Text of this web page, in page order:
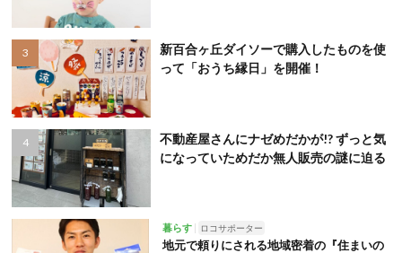
新百合ヶ丘ダイソーで購入したものを使
って「おうち縁日」を開催！
不動産屋さんにナゼめだかが!? ずっと気
になっていためだか無人販売の謎に迫る
暮らす ロコサポーター
地元で頼りにされる地域密着の『住まいの